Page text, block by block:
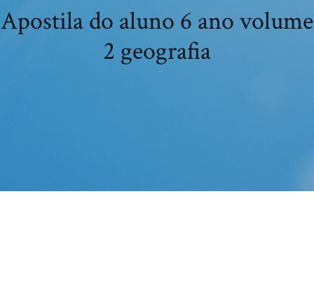
Apostila do aluno 6 ano volume
2 geografia